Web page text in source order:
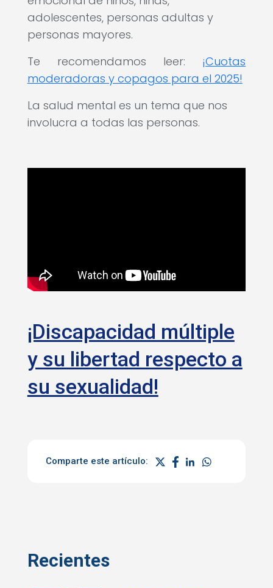
adolescentes, personas adultas y
personas mayores.
Te recomendamos leer: ¡Cuotas
moderadoras y copagos para el 2025!
La salud mental es un tema que nos
involucra a todas las personas.
¡Discapacidad múltiple
y su libertad respecto a
su sexualidad!
Comparte este artículo:
Recientes